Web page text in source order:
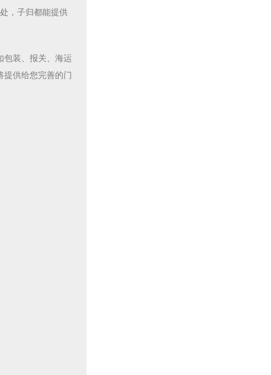
，子归都能提供
包装、报关、海运
提供给您完善的门